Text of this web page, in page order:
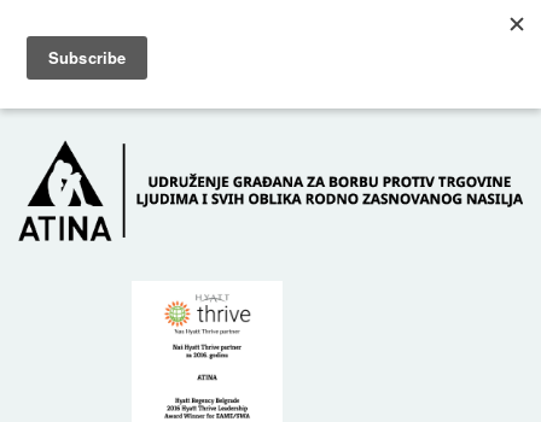
POČETNA O NAMA